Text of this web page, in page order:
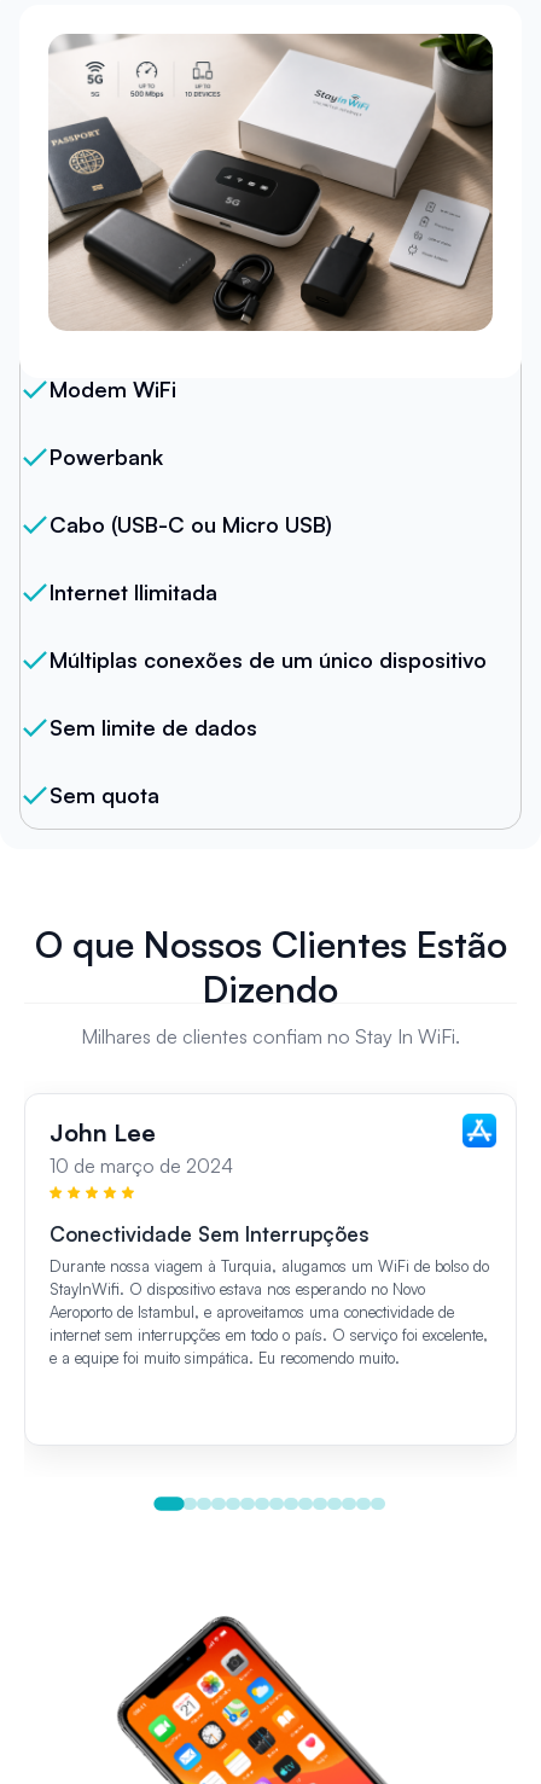
Nosso Pacote
Modem WiFi
Powerbank
Cabo (USB-C ou Micro USB)
Internet Ilimitada
Múltiplas conexões de um único dispositivo
Sem limite de dados
Sem quota
O que Nossos Clientes Estão
Dizendo
Milhares de clientes confiam no Stay In WiFi.
John Lee
10 de março de 2024
Conectividade Sem Interrupções
Durante nossa viagem à Turquia, alugamos um WiFi de bolso do
StayInWifi. O dispositivo estava nos esperando no Novo
Aeroporto de Istambul, e aproveitamos uma conectividade de
internet sem interrupções em todo o país. O serviço foi excelente,
e a equipe foi muito simpática. Eu recomendo muito.